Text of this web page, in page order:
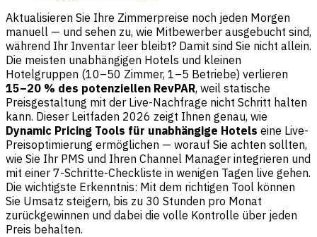
Aktualisieren Sie Ihre Zimmerpreise noch jeden Morgen
manuell — und sehen zu, wie Mitbewerber ausgebucht sind,
während Ihr Inventar leer bleibt? Damit sind Sie nicht allein.
Die meisten unabhängigen Hotels und kleinen
Hotelgruppen (10–50 Zimmer, 1–5 Betriebe) verlieren
15–20 % des potenziellen RevPAR, weil statische
Preisgestaltung mit der Live-Nachfrage nicht Schritt halten
kann. Dieser Leitfaden 2026 zeigt Ihnen genau, wie
Dynamic Pricing Tools für unabhängige Hotels eine Live-
Preisoptimierung ermöglichen — worauf Sie achten sollten,
wie Sie Ihr PMS und Ihren Channel Manager integrieren und
mit einer 7-Schritte-Checkliste in wenigen Tagen live gehen.
Die wichtigste Erkenntnis: Mit dem richtigen Tool können
Sie Umsatz steigern, bis zu 30 Stunden pro Monat
zurückgewinnen und dabei die volle Kontrolle über jeden
Preis behalten.